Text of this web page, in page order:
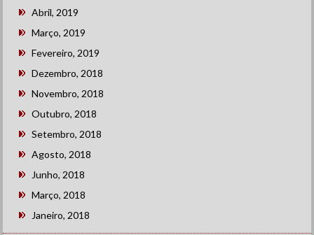
Abril, 2019
Março, 2019
Fevereiro, 2019
Dezembro, 2018
Novembro, 2018
Outubro, 2018
Setembro, 2018
Agosto, 2018
Junho, 2018
Março, 2018
Janeiro, 2018